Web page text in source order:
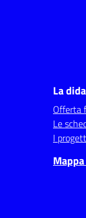
La
Offerta
Le
I